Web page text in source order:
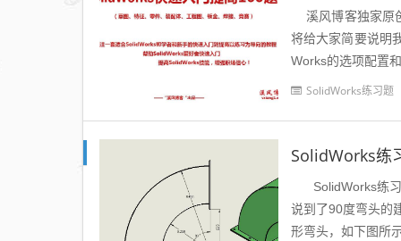
溪风博客独家原
将给大家简要说明
Works的选项配置
SolidWorks练习题
SolidWorks练
SolidWorks练习
说到了90度弯头的
形弯头，如下图